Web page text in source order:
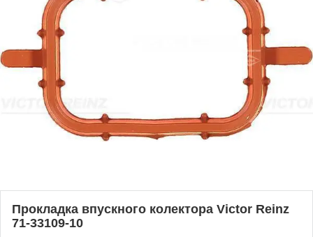
Прокладка впускного колектора Victor Reinz
71-33109-10